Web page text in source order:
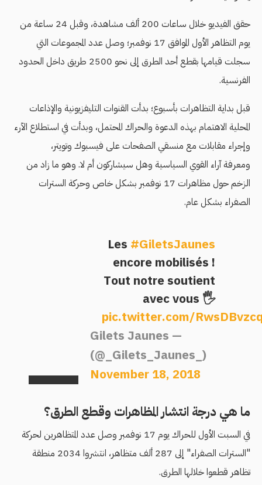
حقق الفيديو خلال ساعات 200 ألف مشاهدة، وقبل 24 ساعة من
يوم التظاهر الأول الموافق 17 نوفمبر؛ وصل عدد المجموعات التي
سجلت قيامها بقطع أحد الطرق إلى نحو 2500 طريق داخل الحدود
الفرنسية.
قبل بداية التظاهرات بأسبوع؛ بدأت القنوات التليفزيونية والإذاعات
المحلية الاهتمام بهذه الدعوة والحراك المحتمل، وبدأت في استطلاع الآرء
وإجراء مقابلات مع منسقي الصفحات على فيسبوك وتويتر،
ومعرفة آراء القوي السياسية وهل سيشاركون أم لا. وهو ما زاد من
الزخم حول مظاهرات 17 نوفمبر بشكل خاص وحركة السترات
الصفراء بشكل عام.
Les #GiletsJaunes
encore mobilisés !
Tout notre soutient
avec vous 🖐
pic.twitter.com/
— Gilets Jaunes
(@_Gilets_Jaunes_)
November 18, 2018
ما هي درجة انتشار المظاهرات وقطع الطرق؟
في السبت الأول للحراك يوم 17 نوفمبر وصل عدد المتظاهرين لحركة
"السترات الصفراء" إلى 287 ألف متظاهر، انتشروا 2034 منطقة
تظاهر قطعوا خلالها الطرق.